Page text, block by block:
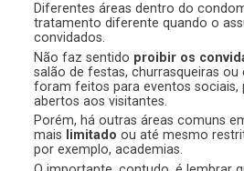
Diferentes áreas dentro do
tratamento diferente quando o
convidados.
Não faz sentido proibir os
salão de festas, churrasqueiras ou
foram feitos para eventos sociais,
abertos aos visitantes.
Porém, há outras áreas comuns
mais
limitado ou até mesmo
por exemplo, academias.